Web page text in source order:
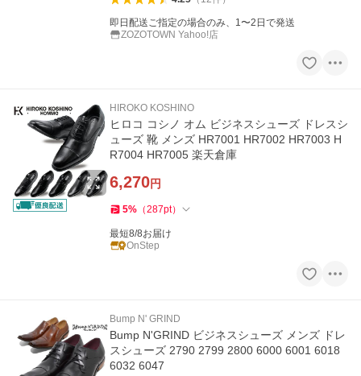
即日配送ご指定の場合のみ、1〜2日で発送
ZOZOTOWN Yahoo!店
HIROKO KOSHINO
ヒロコ コシノ オム ビジネスシューズ ドレスシ
ューズ 靴 メンズ HR7001 HR7002 HR7003 H
R7004 HR7005 楽天倉庫
6,270円
5% （287pt）
最短8/8お届け
OnStep
Bump N' GRIND
Bump N'GRIND ビジネスシューズ メンズ ドレ
スシューズ 2790 2799 2800 6000 6001 6018
6032 6047